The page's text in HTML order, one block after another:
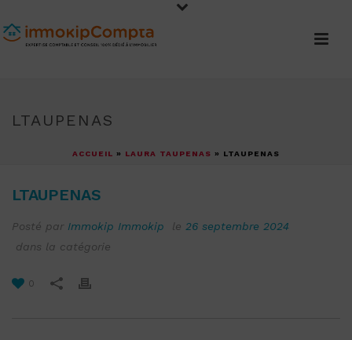
LTAUPENAS
ACCUEIL » LAURA TAUPENAS » LTAUPENAS
LTAUPENAS
Posté par Immokip Immokip le 26 septembre 2024
dans la catégorie
0